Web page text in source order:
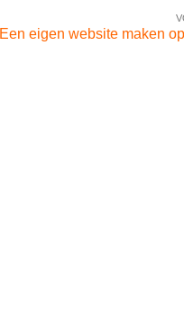
Een eigen website maken